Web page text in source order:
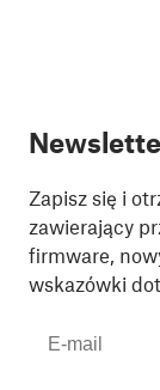
Zapisz się i
zawierający
firmware,
wskazówki